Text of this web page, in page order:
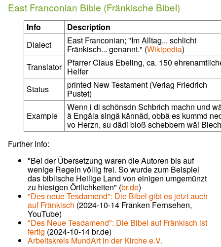
East Franconian Bible (Fränkische Bibel)
Info
Description
Dialect
East Franconian; "Im Alltag... schlicht
Fränkisch... genannt." (Wikipedia)
Translator Pfarrer Claus Ebeling, ca. 150
Helfer
Status
printed New Testament (Verlag Friedrich
Pustet)
Example
Wenn i di schönsdn Schbrich machn und
ä Engäla singä kännäd, obbä es kummd
vo Herzn, su dädi bloß schebbern wäi
Further Info:
"Bei der Übersetzung waren die Autoren bis auf
wenige Regeln völlig frei. So wurde zum Beispiel
das biblische Heilige Land von einigen umgemünzt
zu hiesigen Örtlichkeiten" (br.de)
"Des neue Tesdamend": Die Bibel gibt es jetzt auch
auf Fränkisch (2024-10-14 Franken Fernsehen,
YouTube)
"Des Neue Tesdamend": Die Bibel auf Fränkisch ist
fertig (2024-10-14 br.de)
Arbeitskreis MundArt in der Kirche e.V.